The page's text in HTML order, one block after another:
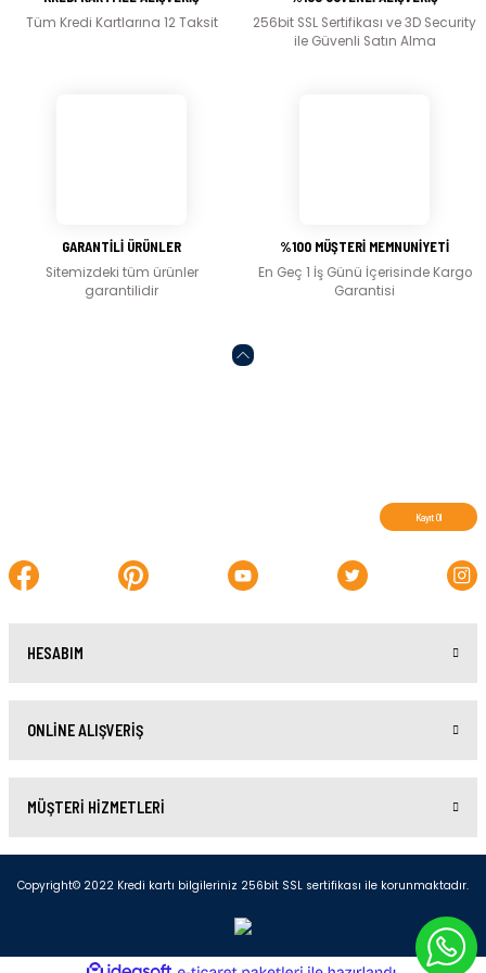
Ürün fiyatı diğer sitelerden daha pahalı.
Tüm Kredi Kartlarına 12 Taksit
256bit SSL Sertifikası ve 3D Security
ile Güvenli Satın Alma
GARANTİLİ ÜRÜNLER
Sitemizdeki tüm ürünler
garantilidir
%100 MÜŞTERİ MEMNUNİYETİ
En Geç 1 İş Günü İçerisinde Kargo
Garantisi
Kayıt Ol
HESABIM
ONLİNE ALIŞVERİŞ
MÜŞTERİ HİZMETLERİ
Copyright© 2022 Kredi kartı bilgileriniz 256bit SSL sertifikası ile korunmaktadır.